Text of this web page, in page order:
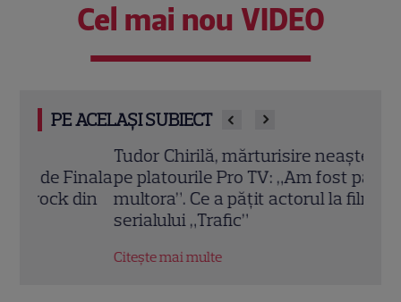
Cel mai nou VIDEO
PE ACELAȘI SUBIECT
Tudor Chirilă, mărturisire neașteptată de
pe platourile Pro TV: „Am fost pacostea
multora”. Ce a pățit actorul la filmările
serialului „Trafic”
Citește mai multe